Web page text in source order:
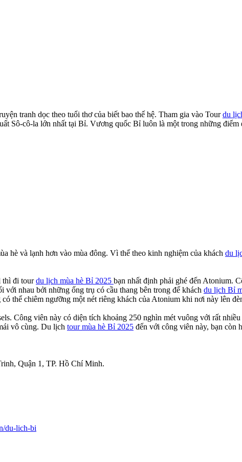
tranh dọc theo tuổi thơ của biết bao thế hệ. Tham gia vào Tourdu
Sô-cô-la lớn nhất tại Bỉ. Vương quốc Bỉ luôn là một trong những
hè và lạnh hơn vào mùa đông. Vì thế theo kinh nghiệm của khách du
thì đi tourdu lịch mùa hè Bỉ 2025 bạn nhất định phải ghé đến Atonium.
nhau bởi những ống trụ có cầu thang bên trong để khách du lịch Bỉ
thể chiêm ngưỡng một nét riêng khách của Atonium khi nơi này lên
Công viên này có diện tích khoảng 250 nghìn mét vuông với rất
vô cùng. Du lịch tour mùa hè Bỉ 2025 đến với công viên này, bạn còn
Quận 1, TP. Hồ Chí Minh.
du-lich-bi